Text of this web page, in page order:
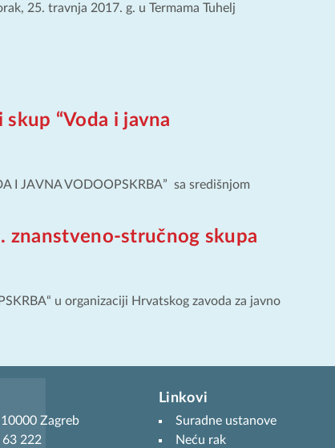
25. travnja 2017. g. u Termama Tuhelj
“Voda i javna
I JAVNA VODOOPSKRBA” sa središnjom
znanstveno-stručnog skupa
u organizaciji Hrvatskog zavoda za javno
Zagreb
63 222
Linkovi
Suradne ustanove
Neću rak